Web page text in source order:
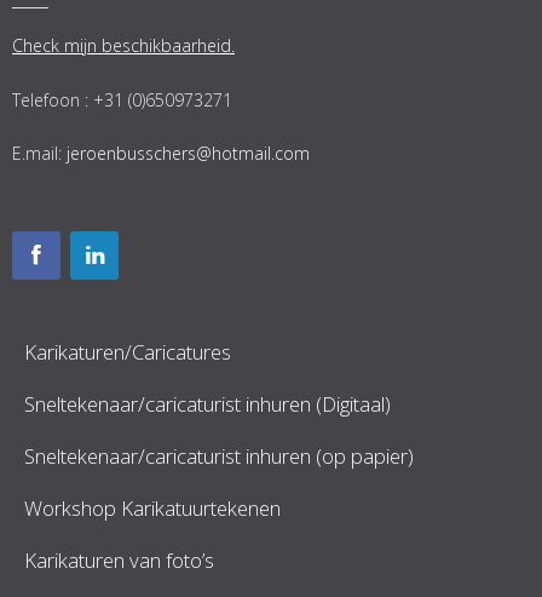
Check mijn beschikbaarheid.
Telefoon : +31 (0)650973271
E.mail: jeroenbusschers@hotmail.com
Karikaturen/Caricatures
Sneltekenaar/caricaturist inhuren (Digitaal)
Sneltekenaar/caricaturist inhuren (op papier)
Workshop Karikatuurtekenen
Karikaturen van foto’s